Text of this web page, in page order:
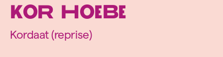
Kor Hoebe
Kordaat (reprise)